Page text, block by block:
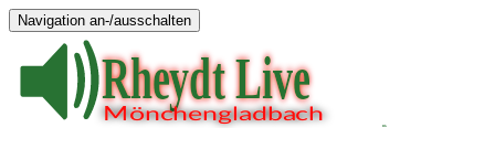
Navigation an-/ausschalten